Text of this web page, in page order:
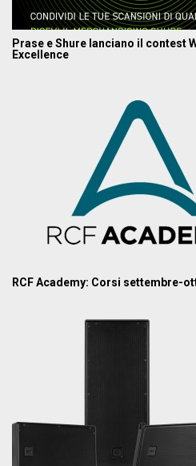
Prase e Shure lanciano il contest
Excellence
RCF Academy: Corsi settembre-